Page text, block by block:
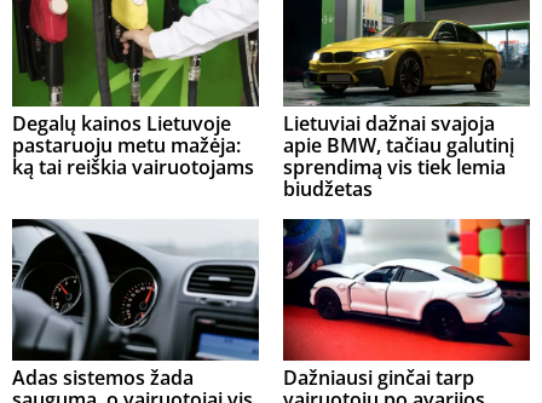
Degalų kainos Lietuvoje
pastaruoju metu mažėja:
ką tai reiškia vairuotojams
Lietuviai dažnai svajoja
apie BMW, tačiau galutinį
sprendimą vis tiek lemia
biudžetas
Adas sistemos žada
Dažniausi ginčai tarp